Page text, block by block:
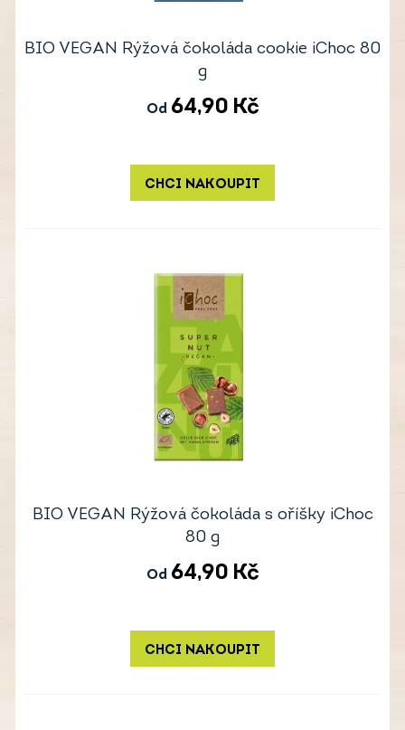
BIO VEGAN Rýžová čokoláda cookie iChoc 80
g
Od 64,90 Kč
CHCI NAKOUPIT
BIO VEGAN Rýžová čokoláda s oříšky iChoc
80 g
Od 64,90 Kč
CHCI NAKOUPIT